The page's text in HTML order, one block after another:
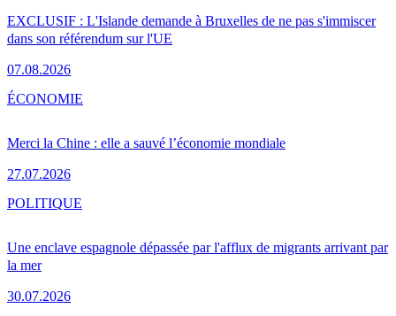
EXCLUSIF : L'Islande demande à Bruxelles de ne pas s'immiscer
dans son référendum sur l'UE
07.08.2026
Merci la Chine : elle a sauvé l’économie mondiale
27.07.2026
ÉCONOMIE
Une enclave espagnole dépassée par l'afflux de migrants arrivant par
la mer
30.07.2026
POLITIQUE